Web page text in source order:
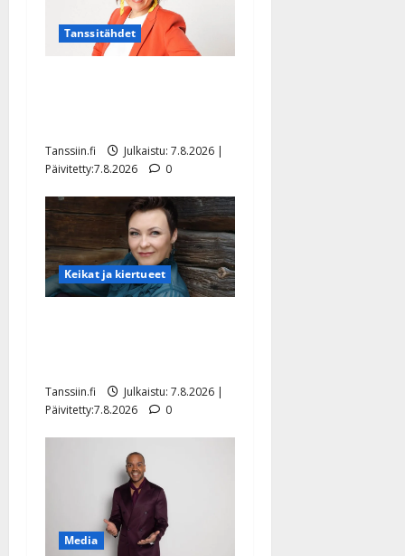
Tanssitähdet
Tanssiin.fi
Julkaistu: 7.8.2026 |
Päivitetty:7.8.2026
0
Keikat ja kiertueet
Tanssiin.fi
Julkaistu: 7.8.2026 |
Päivitetty:7.8.2026
0
Media